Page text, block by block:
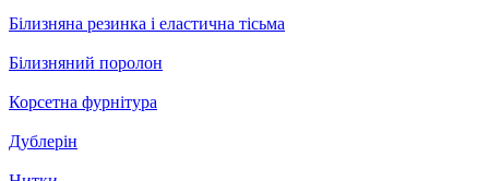
Білизняна резинка і еластична тісьма
Білизняний поролон
Корсетна фурнітура
Дублерін